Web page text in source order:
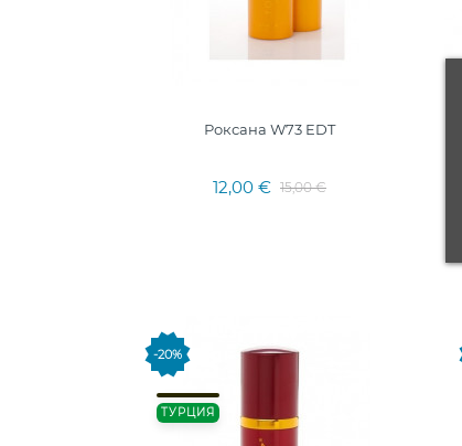
Роксана W73 EDT
12,00 € 15,00 €
-20%
ТУРЦИЯ